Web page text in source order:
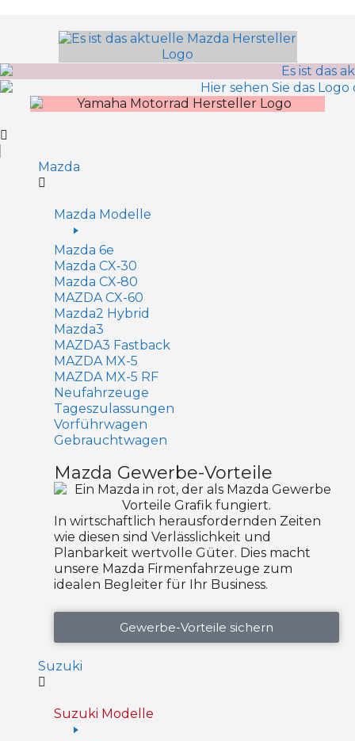
Mazda
Mazda Modelle
Mazda 6e
Mazda CX‑30
Mazda CX‑80
MAZDA CX-60
Mazda2 Hy­brid
Mazda3
MAZDA3 Fastback
MAZDA MX-5
MAZDA MX-5 RF
Neufahrzeuge
Tageszulassungen
Vorführwagen
Gebrauchtwagen
Mazda Gewerbe-Vorteile
In wirtschaftlich herausfordernden Zeiten
wie diesen sind Verlässlichkeit und
Planbarkeit wertvolle Güter. Dies macht
unsere Mazda Firmenfahrzeuge zum
idealen Begleiter für Ihr Business.
Gewerbe-Vorteile sichern
Suzuki
Suzuki Modelle